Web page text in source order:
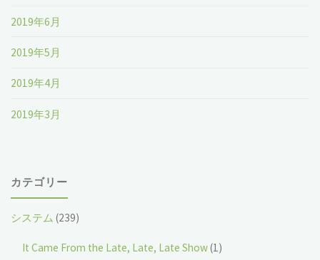
2019年6月
2019年5月
2019年4月
2019年3月
カテゴリー
システム (239)
It Came From the Late, Late, Late Show(1)